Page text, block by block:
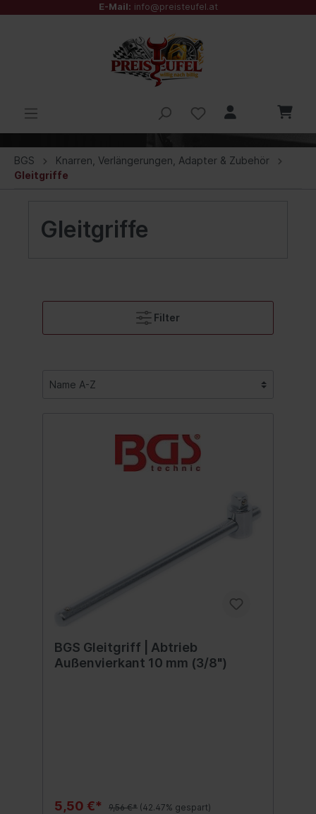
E-Mail: info@preisteufel.at
BGS
Knarren, Verlängerungen, Adapter & Zubehör
Gleitgriffe
Gleitgriffe
Filter
BGS Gleitgriff | Abtrieb
Außenvierkant 10 mm (3/8")
5,50 €* 9,56 €* (42.47% gespart)